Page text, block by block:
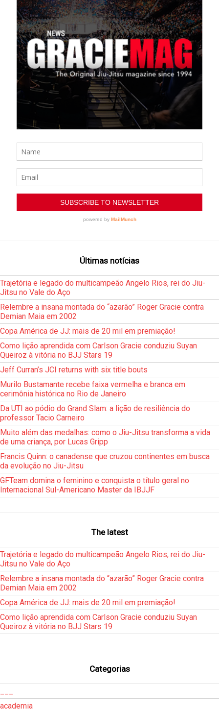
Últimas notícias
Trajetória e legado do multicampeão Angelo Rios, rei do Jiu-
Jitsu no Vale do Aço
Relembre a insana montada do “azarão” Roger Gracie contra
Demian Maia em 2002
Copa América de JJ: mais de 20 mil em premiação!
Como lição aprendida com Carlson Gracie conduziu Suyan
Queiroz à vitória no BJJ Stars 19
Jeff Curran’s JCI returns with six title bouts
Murilo Bustamante recebe faixa vermelha e branca em
cerimônia histórica no Rio de Janeiro
Da UTI ao pódio do Grand Slam: a lição de resiliência do
professor Tacio Carneiro
Muito além das medalhas: como o Jiu-Jitsu transforma a vida
de uma criança, por Lucas Gripp
Francis Quinn: o canadense que cruzou continentes em busca
da evolução no Jiu-Jitsu
GFTeam domina o feminino e conquista o título geral no
Internacional Sul-Americano Master da IBJJF
The latest
Trajetória e legado do multicampeão Angelo Rios, rei do Jiu-
Jitsu no Vale do Aço
Relembre a insana montada do “azarão” Roger Gracie contra
Demian Maia em 2002
Copa América de JJ: mais de 20 mil em premiação!
Como lição aprendida com Carlson Gracie conduziu Suyan
Queiroz à vitória no BJJ Stars 19
Categorias
academia